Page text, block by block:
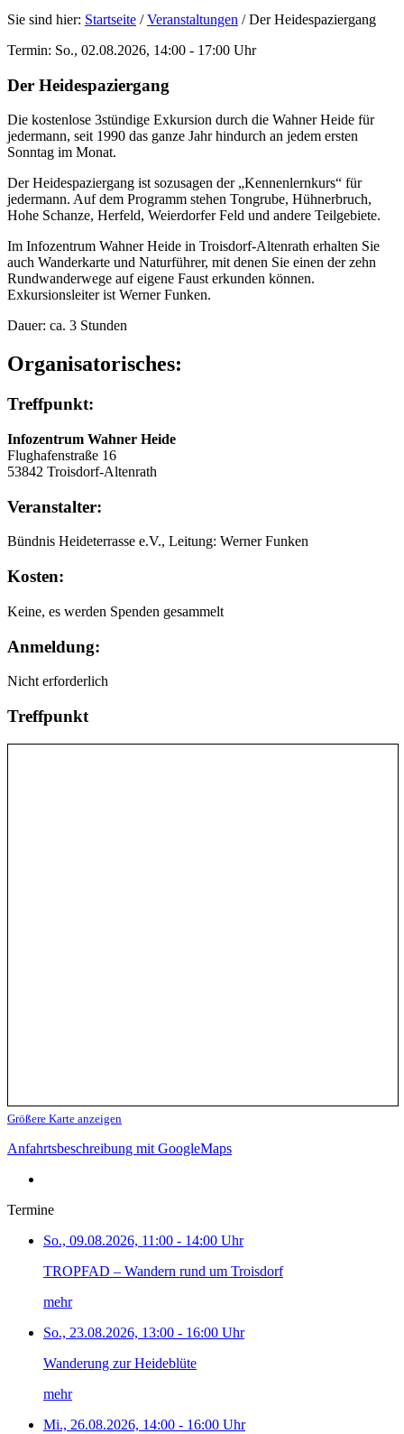
Sie sind hier: Startseite /Veranstaltungen /Der Heidespaziergang
Termin: So., 02.08.2026, 14:00 - 17:00 Uhr
Der Heidespaziergang
Die kostenlose 3stündige Exkursion durch die Wahner Heide für
jedermann, seit 1990 das ganze Jahr hindurch an jedem ersten
Sonntag im Monat.
Der Heidespaziergang ist sozusagen der „Kennenlernkurs“ für
jedermann. Auf dem Programm stehen Tongrube, Hühnerbruch,
Hohe Schanze, Herfeld, Weierdorfer Feld und andere Teilgebiete.
Im Infozentrum Wahner Heide in Troisdorf-Altenrath erhalten Sie
auch Wanderkarte und Naturführer, mit denen Sie einen der zehn
Rundwanderwege auf eigene Faust erkunden können.
Exkursionsleiter ist Werner Funken.
Dauer: ca. 3 Stunden
Organisatorisches:
Treffpunkt:
Infozentrum Wahner Heide
Flughafenstraße 16
53842 Troisdorf-Altenrath
Veranstalter:
Bündnis Heideterrasse e.V., Leitung: Werner Funken
Kosten:
Keine, es werden Spenden gesammelt
Anmeldung:
Nicht erforderlich
Treffpunkt
Größere Karte anzeigen
Anfahrtsbeschreibung mit GoogleMaps
Termine
So., 09.08.2026, 11:00 - 14:00 Uhr
TROPFAD – Wandern rund um Troisdorf
mehr
So., 23.08.2026, 13:00 - 16:00 Uhr
Wanderung zur Heideblüte
mehr
Mi., 26.08.2026, 14:00 - 16:00 Uhr